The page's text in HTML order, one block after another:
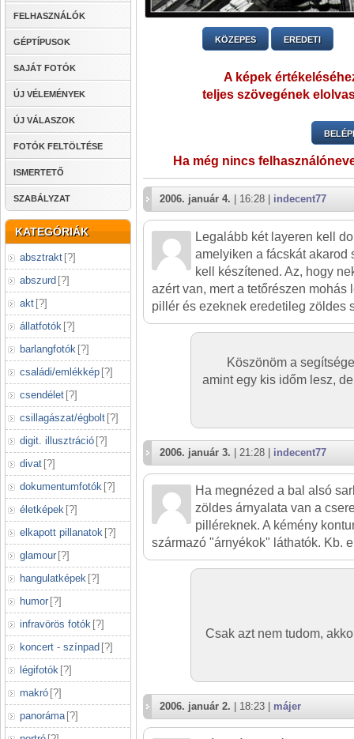
FELHASZNÁLÓK
GÉPTÍPUSOK
SAJÁT FOTÓK
ÚJ VÉLEMÉNYEK
ÚJ VÁLASZOK
FOTÓK FELTÖLTÉSE
ISMERTETŐ
SZABÁLYZAT
KATEGÓRIÁK
absztrakt [?]
abszurd [?]
akt [?]
állatfotók [?]
barlangfotók [?]
családi/emlékkép [?]
csendélet [?]
csillagászat/égbolt [?]
digit. illusztráció [?]
divat [?]
dokumentumfotók [?]
életképek [?]
elkapott pillanatok [?]
glamour [?]
hangulatképek [?]
humor [?]
infravörös fotók [?]
koncert - színpad [?]
légifotók [?]
makró [?]
panoráma [?]
KÖZEPES EREDETI
A képek
teljes szövegének
Ha még nincs
2006. január 4. | 16:28 | indecent77
Legalább két layeren kell
amelyiken a fácskát akarod
kell készítened. Az, hogy
azért van, mert a tetőrészen mohás
pillér és ezeknek eredetileg zöldes
Köszönöm a
amint egy kis időm lesz,
2006. január 3. | 21:28 | indecent77
Ha megnézed a bal alsó
zöldes árnyalata van a
pilléreknek. A kémény
származó "árnyékok" láthatók. Kb.
Csak azt nem tudom,
2006. január 2. | 18:23 | májer